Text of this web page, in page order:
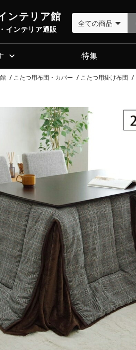
ンテリア館
インテリア通販
特集
こたつ用布団・カバー こたつ用掛け布団